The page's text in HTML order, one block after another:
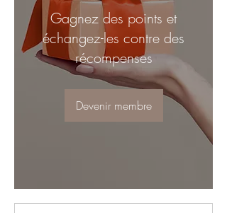
Gagnez des points et
échangez-les contre des
récompenses
Devenir membre